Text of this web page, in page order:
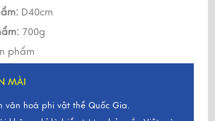
D40cm
700g
phẩm
MÀI
văn hoá phi vật thể Quốc Gia.